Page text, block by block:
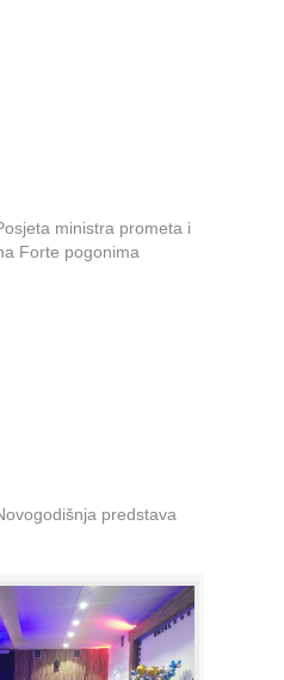
ministra prometa i
Forte pogonima
predstava